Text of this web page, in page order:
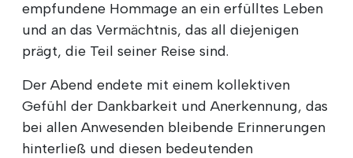
empfundene Hommage an ein erfülltes Leben
und an das Vermächtnis, das all diejenigen
prägt, die Teil seiner Reise sind.
Der Abend endete mit einem kollektiven
Gefühl der Dankbarkeit und Anerkennung, das
bei allen Anwesenden bleibende Erinnerungen
hinterließ und diesen bedeutenden